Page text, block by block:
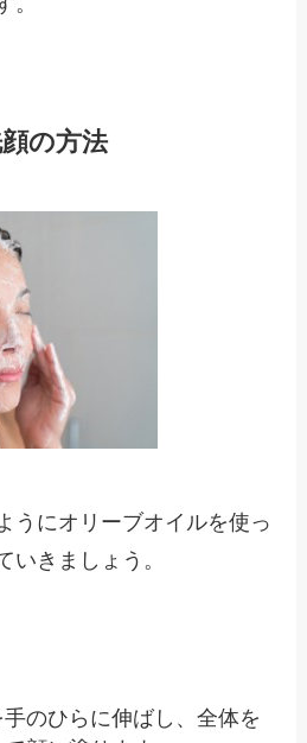
の方法
うにオリーブオイルを使っ
いきましょう。
のひらに伸ばし、全体を